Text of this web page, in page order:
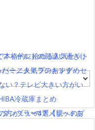
ィールドの顔違い過ぎ(;
い？テレビ大きい方がい
方がいいの？メリットあ
格的に始める人気セット
ミニタイプのおすすめセ
冷蔵庫まとめ
ンブラー4選【親へのプ
ー／人気ランキング